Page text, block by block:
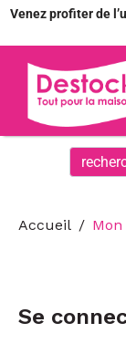
Venez profiter de
Accueil
Se